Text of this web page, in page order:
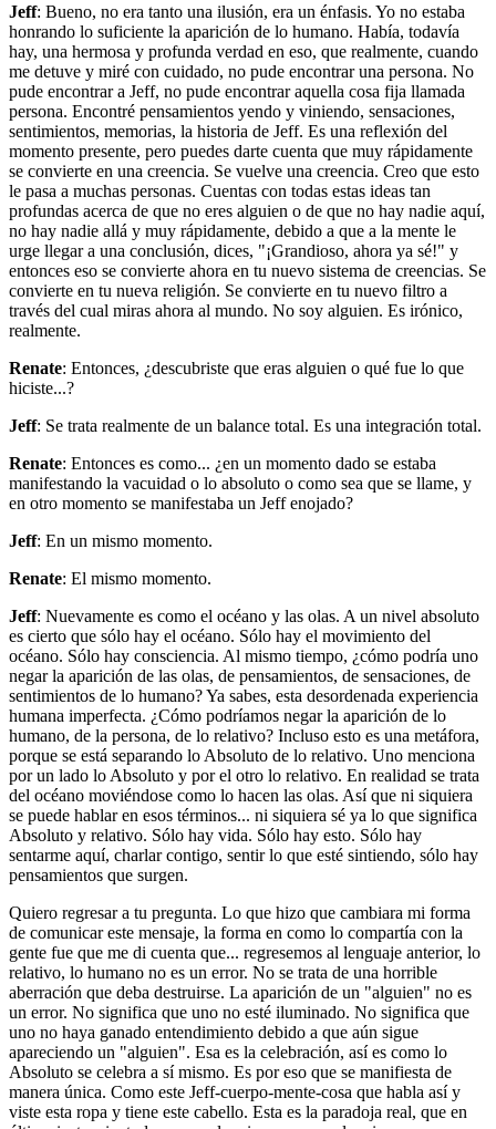
Jeff: Bueno, no era tanto una ilusión, era un énfasis. Yo no estaba
honrando lo suficiente la aparición de lo humano. Había, todavía
hay, una hermosa y profunda verdad en eso, que realmente, cuando
me detuve y miré con cuidado, no pude encontrar una persona. No
pude encontrar a Jeff, no pude encontrar aquella cosa fija llamada
persona. Encontré pensamientos yendo y viniendo, sensaciones,
sentimientos, memorias, la historia de Jeff. Es una reflexión del
momento presente, pero puedes darte cuenta que muy rápidamente
se convierte en una creencia. Se vuelve una creencia. Creo que esto
le pasa a muchas personas. Cuentas con todas estas ideas tan
profundas acerca de que no eres alguien o de que no hay nadie aquí,
no hay nadie allá y muy rápidamente, debido a que a la mente le
urge llegar a una conclusión, dices, "¡Grandioso, ahora ya sé!" y
entonces eso se convierte ahora en tu nuevo sistema de creencias. Se
convierte en tu nueva religión. Se convierte en tu nuevo filtro a
través del cual miras ahora al mundo. No soy alguien. Es irónico,
realmente.
Renate: Entonces, ¿descubriste que eras alguien o qué fue lo que
hiciste...?
Jeff: Se trata realmente de un balance total. Es una integración total.
Renate: Entonces es como... ¿en un momento dado se estaba
manifestando la vacuidad o lo absoluto o como sea que se llame, y
en otro momento se manifestaba un Jeff enojado?
Jeff: En un mismo momento.
Renate: El mismo momento.
Jeff: Nuevamente es como el océano y las olas. A un nivel absoluto
es cierto que sólo hay el océano. Sólo hay el movimiento del
océano. Sólo hay consciencia. Al mismo tiempo, ¿cómo podría uno
negar la aparición de las olas, de pensamientos, de sensaciones, de
sentimientos de lo humano? Ya sabes, esta desordenada experiencia
humana imperfecta. ¿Cómo podríamos negar la aparición de lo
humano, de la persona, de lo relativo? Incluso esto es una metáfora,
porque se está separando lo Absoluto de lo relativo. Uno menciona
por un lado lo Absoluto y por el otro lo relativo. En realidad se trata
del océano moviéndose como lo hacen las olas. Así que ni siquiera
se puede hablar en esos términos... ni siquiera sé ya lo que significa
Absoluto y relativo. Sólo hay vida. Sólo hay esto. Sólo hay
sentarme aquí, charlar contigo, sentir lo que esté sintiendo, sólo hay
pensamientos que surgen.
Quiero regresar a tu pregunta. Lo que hizo que cambiara mi forma
de comunicar este mensaje, la forma en como lo compartía con la
gente fue que me di cuenta que... regresemos al lenguaje anterior, lo
relativo, lo humano no es un error. No se trata de una horrible
aberración que deba destruirse. La aparición de un "alguien" no es
un error. No significa que uno no esté iluminado. No significa que
uno no haya ganado entendimiento debido a que aún sigue
apareciendo un "alguien". Esa es la celebración, así es como lo
Absoluto se celebra a sí mismo. Es por eso que se manifiesta de
manera única. Como este Jeff-cuerpo-mente-cosa que habla así y
viste esta ropa y tiene este cabello. Esta es la paradoja real, que en